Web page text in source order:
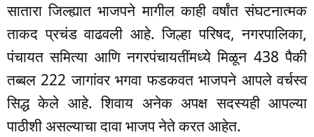
सातारा जिल्ह्यात भाजपने मागील काही वर्षांत संघटनात्मक
ताकद प्रचंड वाढवली आहे. जिल्हा परिषद, नगरपालिका,
पंचायत समित्या आणि नगरपंचायतींमध्ये मिळून 438 पैकी
तब्बल 222 जागांवर भगवा फडकवत भाजपने आपले वर्चस्व
सिद्ध केले आहे. शिवाय अनेक अपक्ष सदस्यही आपल्या
पाठीशी असल्याचा दावा भाजप नेते करत आहेत.